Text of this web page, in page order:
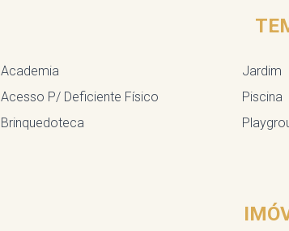
Academia
Acesso P/ Deficiente Físico
Brinquedoteca
Jardim
Piscina